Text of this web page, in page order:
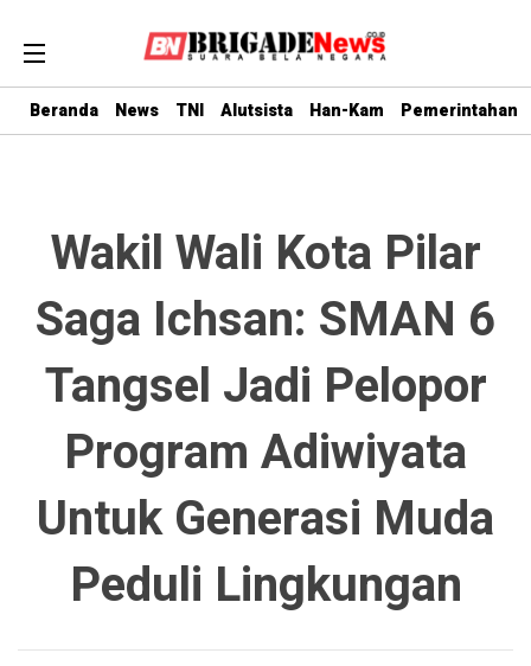
Beranda News TNI Alutsista Han-Kam Pemerintahan
Wakil Wali Kota Pilar
Saga Ichsan: SMAN 6
Tangsel Jadi Pelopor
Program Adiwiyata
Untuk Generasi Muda
Peduli Lingkungan